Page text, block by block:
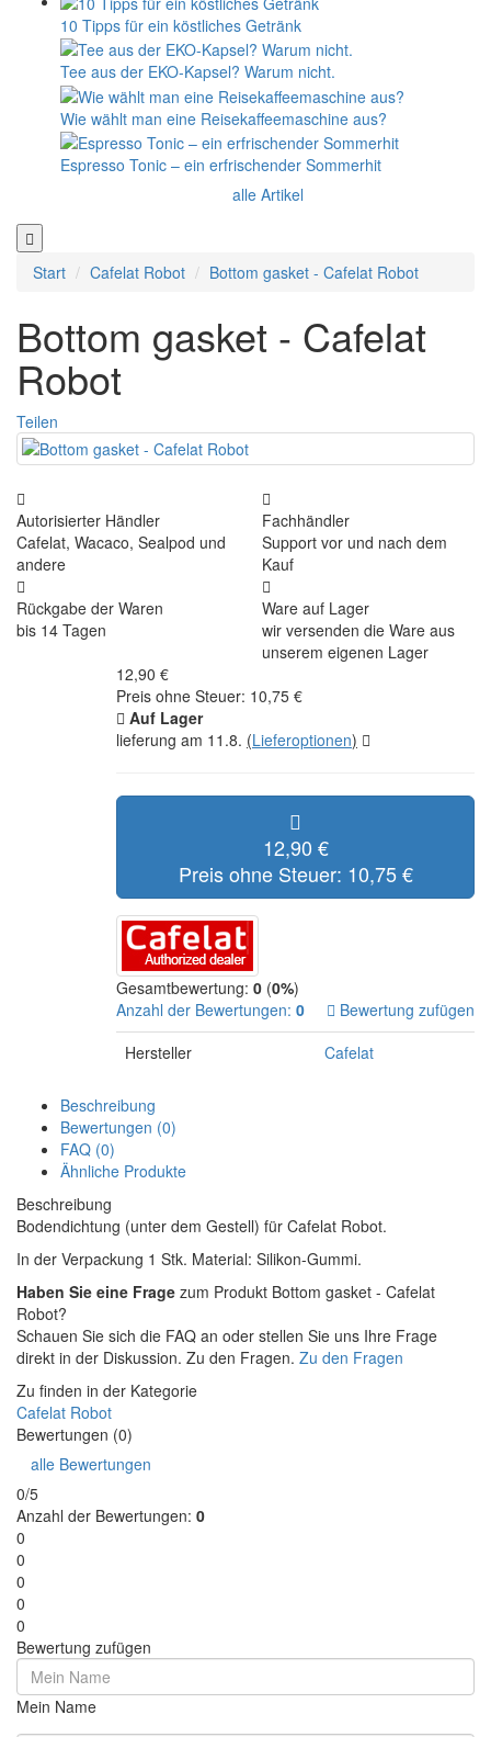
10 Tipps für ein köstliches Getränk
Tee aus der EKO-Kapsel? Warum nicht.
Wie wählt man eine Reisekaffeemaschine aus?
Espresso Tonic – ein erfrischender Sommerhit
alle Artikel
Start Cafelat Robot Bottom gasket - Cafelat Robot
Bottom gasket - Cafelat
Robot
Teilen
Autorisierter Händler
Cafelat, Wacaco, Sealpod und
andere
Fachhändler
Support vor und nach dem
Kauf
Rückgabe der Waren
bis 14 Tagen
Ware auf Lager
wir versenden die Ware aus
unserem eigenen Lager
12,90 €
Preis ohne Steuer: 10,75 €
Auf Lager
lieferung am 11.8. (Lieferoptionen)
12,90 €
Preis ohne Steuer: 10,75 €
Gesamtbewertung: 0 (0%)
Anzahl der Bewertungen: 0
Bewertung zufügen
Hersteller
Cafelat
Beschreibung
Bewertungen (0)
FAQ (0)
Ähnliche Produkte
Beschreibung
Bodendichtung (unter dem Gestell) für Cafelat Robot.
In der Verpackung 1 Stk. Material: Silikon-Gummi.
Haben Sie eine Frage zum Produkt Bottom gasket - Cafelat
Robot?
Schauen Sie sich die FAQ an oder stellen Sie uns Ihre Frage
direkt in der Diskussion. Zu den Fragen. Zu den Fragen
Zu finden in der Kategorie
Cafelat Robot
Bewertungen (0)
alle Bewertungen
0/5
Anzahl der Bewertungen: 0
0
0
0
0
0
Bewertung zufügen
Mein Name